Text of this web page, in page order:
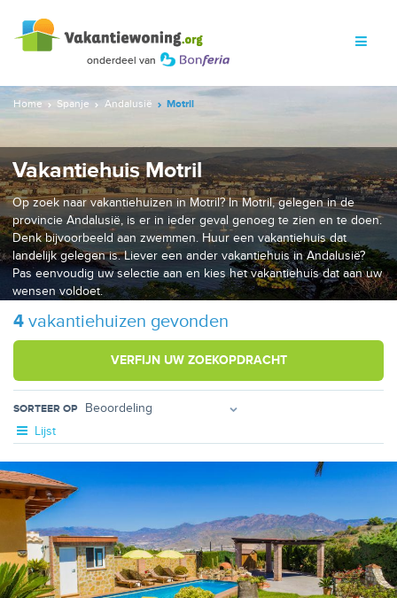
Home Spanje Andalusië Motril
Vakantiehuis Motril
Op zoek naar vakantiehuizen in Motril? In Motril, gelegen in de
provincie Andalusië, is er in ieder geval genoeg te zien en te doen.
Denk bijvoorbeeld aan zwemmen. Huur een vakantiehuis dat
landelijk gelegen is. Liever een ander vakantiehuis in Andalusië?
Pas eenvoudig uw selectie aan en kies het vakantiehuis dat aan uw
wensen voldoet.
4 vakantiehuizen gevonden
VERFIJN UW ZOEKOPDRACHT
SORTEER OP
Lijst